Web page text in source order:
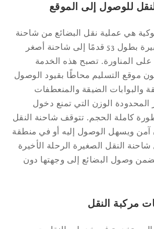
للوصول إلى الموقع
هي عملية نقل البضائع من شاحنة
نصف مقطورة كبيرة بطول 53 قدمًا إلى شاحنة أصغر
تصبح هذه الخدمة
التسليم محاطًا بقيود الوصول
الضيقة والمنعطفات
الوزن التي تمنع دخول
الحجم. تتوقف شاحنة النقل
الوصول إليه أو في منطقة
النقل الصغيرة الرحلة الأخيرة
وصول البضائع إلى وجهتها دون
النقل